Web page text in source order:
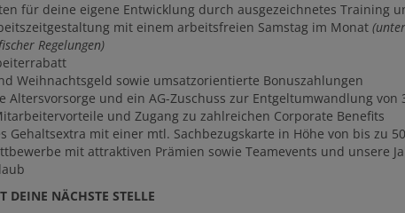
für deine eigene Entwicklung durch ausgezeichnetes Training
mit einem arbeitsfreien Samstag im Monat
Regelungen)
Weihnachtsgeld sowie umsatzorientierte Bonuszahlungen
Altersvorsorge und ein AG-Zuschuss zur Entgeltumwandlung von
und Zugang zu zahlreichen Corporate Benefits
Gehaltsextra mit einer mtl. Sachbezugskarte in Höhe von bis zu
mit attraktiven Prämien sowie Teamevents und unsere
DEINE NÄCHSTE STELLE